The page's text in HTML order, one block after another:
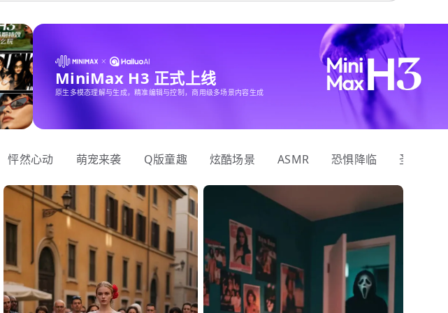
MiniMax H3 正式上线
原生多模态理解与生成，精准编辑与控制，商用级多场景内容生成
怦然心动 萌宠来袭 Q版童趣 炫酷场景 ASMR 恐惧降临 圣诞狂欢